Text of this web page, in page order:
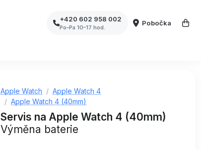
+420 602 958 002
Po–Pa 10–17 hod.
Pobočka
Apple Watch
Apple Watch 4
Apple Watch 4 (40mm)
Servis na Apple Watch 4 (40mm)
Výměna baterie